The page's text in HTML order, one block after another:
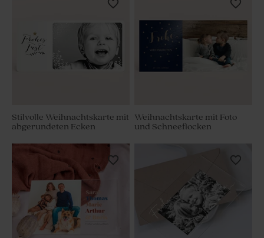
Stilvolle Weihnachtskarte mit
abgerundeten Ecken
Weihnachtskarte mit Foto
und Schneeflocken